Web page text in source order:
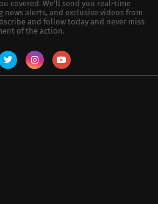
covered. We'll send you real-time
news alerts, and exclusive videos from
and follow today and never miss
of the action.